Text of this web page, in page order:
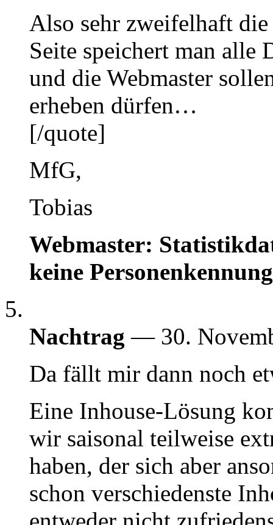
Also sehr zweifelhaft
Seite speichert man alle
und die Webmaster
erheben dürfen…
[/quote]
MfG,
Tobias
Webmaster:
keine
Nachtrag — 30.
Da fällt mir dann noch
Eine Inhouse-Lösung
wir saisonal teilweise
haben, der sich aber
schon verschiedenste